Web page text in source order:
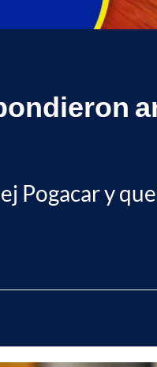
Pogacar y